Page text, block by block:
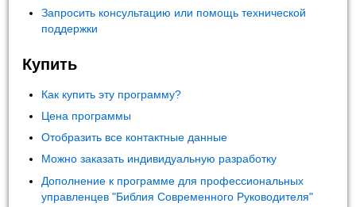
Запросить консультацию или помощь технической
поддержки
Купить
Как купить эту программу?
Цена программы
Отобразить все контактные данные
Можно заказать индивидуальную разработку
Дополнение к программе для профессиональных
управленцев "Библия Современного Руководителя"